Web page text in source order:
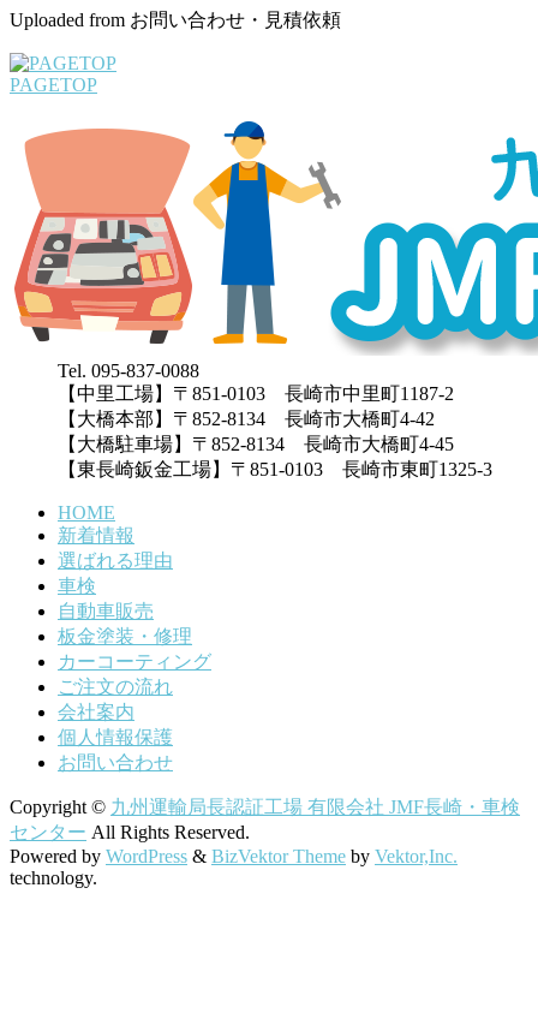
Uploaded from お問い合わせ・見積依頼
PAGETOP
Tel. 095-837-0088
【中里工場】〒851-0103 長崎市中里町1187-2
【大橋本部】〒852-8134 長崎市大橋町4-42
【大橋駐車場】〒852-8134 長崎市大橋町4-45
【東長崎鈑金工場】〒851-0103 長崎市東町1325-3
HOME
新着情報
選ばれる理由
車検
自動車販売
板金塗装・修理
カーコーティング
ご注文の流れ
会社案内
個人情報保護
お問い合わせ
Copyright © 九州運輸局長認証工場 有限会社 JMF長崎・車検
センター All Rights Reserved.
Powered by WordPress & BizVektor Theme by Vektor,Inc.
technology.